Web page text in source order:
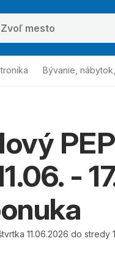
Bývanie,
-
11.06.2026 do stredy